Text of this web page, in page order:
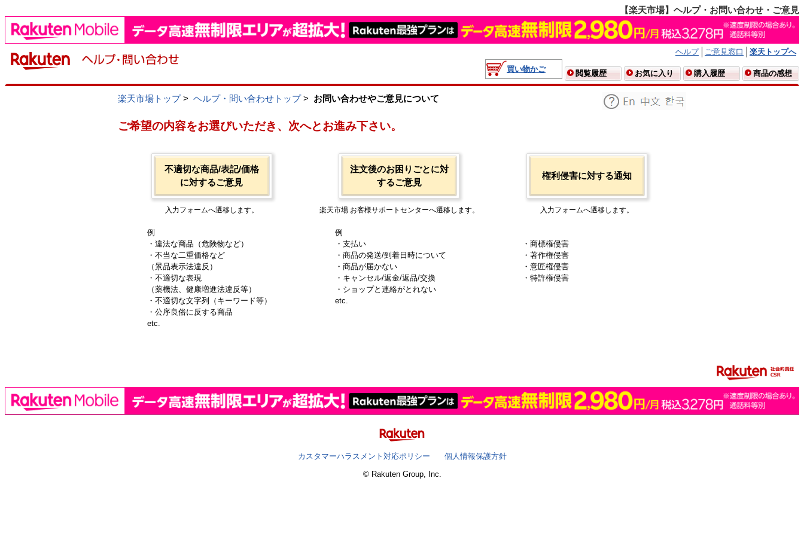
【楽天市場】ヘルプ・お問い合わせ・ご意見
ヘルプ ご意見窓口
楽天トップへ
買い物かご
閲覧履歴 お気に入り 購入履歴 商品の感想
楽天市場トップ> ヘルプ・問い合わせトップ> お問い合わせやご意見について
ご希望の内容をお選びいただき、次へとお進み下さい。
不適切な商品/表記/価格
に対するご意見
入力フォームへ遷移します。
例
・違法な商品（危険物など）
・不当な二重価格など
（景品表示法違反）
・不適切な表現
（薬機法、健康増進法違反等）
・不適切な文字列（キーワード等）
・公序良俗に反する商品
etc.
注文後のお困りごとに対
するご意見
楽天市場 お客様サポートセンターへ遷移します。
例
・支払い
・商品の発送/到着日時について
・商品が届かない
・キャンセル/返金/返品/交換
・ショップと連絡がとれない
etc.
権利侵害に対する通知
入力フォームへ遷移します。
・商標権侵害
・著作権侵害
・意匠権侵害
・特許権侵害
カスタマーハラスメント対応ポリシー
個人情報保護方針
© Rakuten Group, Inc.